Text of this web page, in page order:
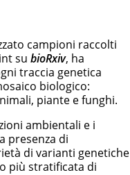
campioni raccolti
su bioRxiv, ha
traccia genetica
biologico:
piante e funghi.
ambientali e i
presenza di
di varianti genetiche
più stratificata di